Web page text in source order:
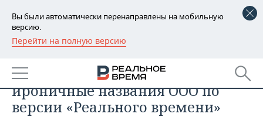
Вы были автоматически перенаправлены на мобильную
версию.
Перейти на полную версию
РЕГИОНЫ
БАШКОРТОСТАН
ТАТАРСТАН
НОВОСТИ
АНАЛИТИКА
Клининг» и Duplo Lounge: самые
ироничные названия ООО по
версии «Реального времени»